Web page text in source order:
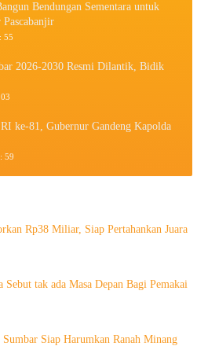
Bendungan Sementara untuk
55
2026-2030 Resmi Dilantik, Bidik
ke-81, Gubernur Gandeng Kapolda
59
Rp38 Miliar, Siap Pertahankan Juara
Sebut tak ada Masa Depan Bagi Pemakai
Siap Harumkan Ranah Minang